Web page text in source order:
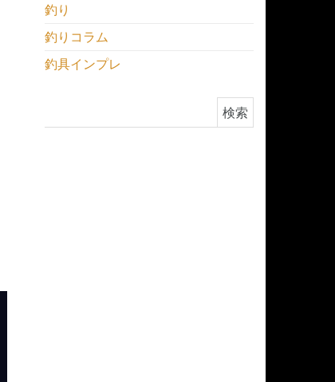
釣り
釣りコラム
釣具インプレ